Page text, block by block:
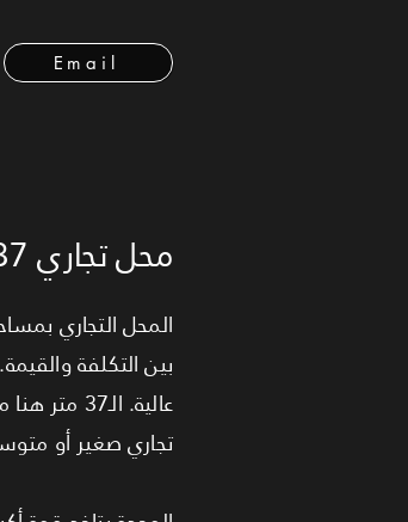
Email
محل تجاري 37 متر بسعر استثماري ممتاز داخل MU12
بين التكلفة
عالية.
تجاري صغير أو